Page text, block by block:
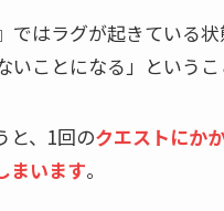
ではラグが起きている
ことになる」というこ
と、1回のクエストにか
まいます。